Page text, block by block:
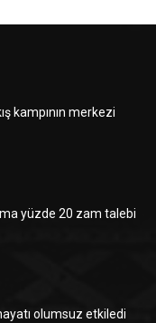
kampının merkezi
yüzde 20 zam talebi
olumsuz etkiledi